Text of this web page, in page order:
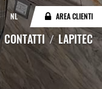
NL AREA CLIENTI
CONTATTI LAPITEC